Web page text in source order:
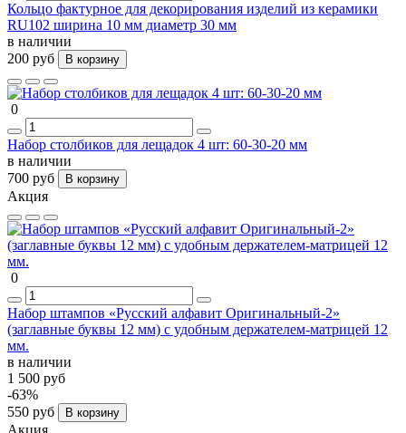
Кольцо фактурное для декорирования изделий из керамики
RU102 ширина 10 мм диаметр 30 мм
в наличии
200 руб
В корзину
0
Набор столбиков для лещадок 4 шт: 60-30-20 мм
в наличии
700 руб
В корзину
Акция
0
Набор штампов «Русский алфавит Оригинальный-2»
(заглавные буквы 12 мм) с удобным держателем-матрицей 12
мм.
в наличии
1 500 руб
-63%
550 руб
В корзину